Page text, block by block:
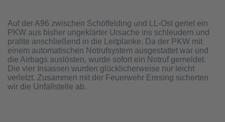
Auf der A96 zwischen Schöffelding und LL-Ost geriet ein
PKW aus bisher ungeklärter Ursache ins schleudern und
prallte anschließend in die Leitplanke. Da der PKW mit
einem automatischen Notrufsystem ausgestattet war und
die Airbags auslösten, wurde sofort ein Notruf gemeldet.
Die vier Insassen wurden glücklicherweise nur leicht
verletzt. Zusammen mit der Feuerwehr Eresing sicherten
wir die Unfallstelle ab.